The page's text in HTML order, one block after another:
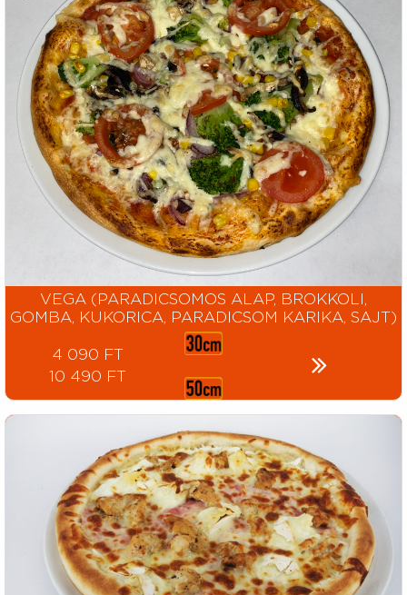
VEGA (PARADICSOMOS ALAP, BROKKOLI,
GOMBA, KUKORICA, PARADICSOM KARIKA, SAJT)
4 090 FT
10 490 FT